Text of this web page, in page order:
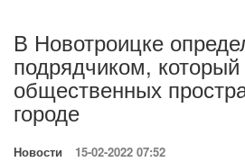
В Новотроицке
подрядчиком,
общественных
городе
Новости 15-02-2022 07:52